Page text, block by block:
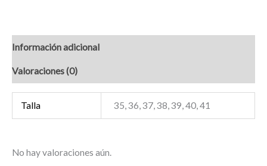
Información adicional
Valoraciones (0)
Talla 35, 36, 37, 38, 39, 40, 41
No hay valoraciones aún.